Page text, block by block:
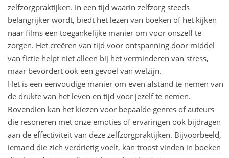
zelfzorgpraktijken. In een tijd waarin zelfzorg steeds
belangrijker wordt, biedt het lezen van boeken of het kijken
naar films een toegankelijke manier om voor onszelf te
zorgen. Het creëren van tijd voor ontspanning door middel
van fictie helpt niet alleen bij het verminderen van stress,
maar bevordert ook een gevoel van welzijn.
Het is een eenvoudige manier om even afstand te nemen van
de drukte van het leven en tijd voor jezelf te nemen.
Bovendien kan het kiezen voor bepaalde genres of auteurs
die resoneren met onze emoties of ervaringen ook bijdragen
aan de effectiviteit van deze zelfzorgpraktijken. Bijvoorbeeld,
iemand die zich verdrietig voelt, kan troost vinden in boeken